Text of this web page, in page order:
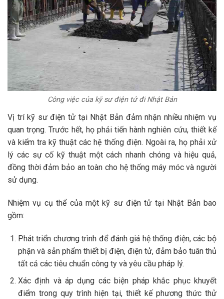
Công việc của kỹ sư điện tử đi Nhật Bản
Vị trí kỹ sư điện tử tại Nhật Bản đảm nhận nhiều nhiệm vụ
quan trọng. Trước hết, họ phải tiến hành nghiên cứu, thiết kế
và kiểm tra kỹ thuật các hệ thống điện. Ngoài ra, họ phải xử
lý các sự cố kỹ thuật một cách nhanh chóng và hiệu quả,
đồng thời đảm bảo an toàn cho hệ thống máy móc và người
sử dụng.
Nhiệm vụ cụ thể của một kỹ sư điện tử tại Nhật Bản bao
gồm:
Phát triển chương trình để đánh giá hệ thống điện, các bộ
phận và sản phẩm thiết bị điện, điện tử, đảm bảo tuân thủ
tất cả các tiêu chuẩn công ty và yêu cầu pháp lý.
Xác định và áp dụng các biện pháp khắc phục khuyết
điểm trong quy trình hiện tại, thiết kế phương thức thử